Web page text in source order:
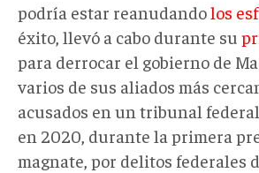
podría estar reanudandolos
éxito, llevó a cabo durante su
para derrocar el gobierno de
varios de sus aliados más
acusados en un tribunal
en 2020, durante la primera
magnate, por delitos federales